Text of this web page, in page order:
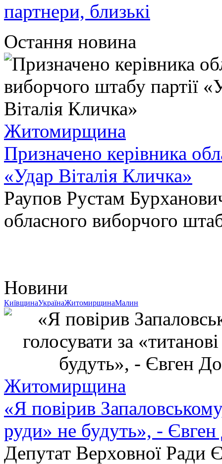
партнери, близькі
Остання новина
Житомирщина
Призначено керівника
«Удар Віталія Кличка»
Раупов Рустам
обласного виборчого
Новини
КиївщинаУкраїнаЖитомирщинаМалин
Житомирщина
«Я повірив
руди» не будуть», -
Депутат Верховної Ради